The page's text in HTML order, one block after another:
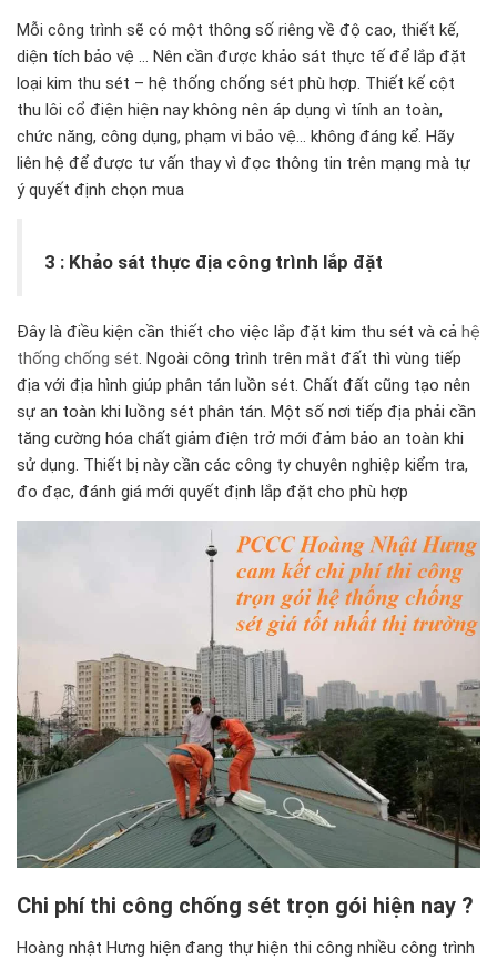
Mỗi công trình sẽ có một thông số riêng về độ cao, thiết kế,
diện tích bảo vệ … Nên cần được khảo sát thực tế để lắp đặt
loại kim thu sét – hệ thống chống sét phù hợp. Thiết kế cột
thu lôi cổ điện hiện nay không nên áp dụng vì tính an toàn,
chức năng, công dụng, phạm vi bảo vệ… không đáng kể. Hãy
liên hệ để được tư vấn thay vì đọc thông tin trên mạng mà tự
ý quyết định chọn mua
3 : Khảo sát thực địa công trình lắp đặt
Đây là điều kiện cần thiết cho việc lắp đặt kim thu sét và cả hệ
thống chống sét. Ngoài công trình trên mắt đất thì vùng tiếp
địa với địa hình giúp phân tán luồn sét. Chất đất cũng tạo nên
sự an toàn khi luồng sét phân tán. Một số nơi tiếp địa phải cần
tăng cường hóa chất giảm điện trở mới đảm bảo an toàn khi
sử dụng. Thiết bị này cần các công ty chuyên nghiệp kiểm tra,
đo đạc, đánh giá mới quyết định lắp đặt cho phù hợp
Chi phí thi công chống sét trọn gói hiện nay ?
Hoàng nhật Hưng hiện đang thự hiện thi công nhiều công trình